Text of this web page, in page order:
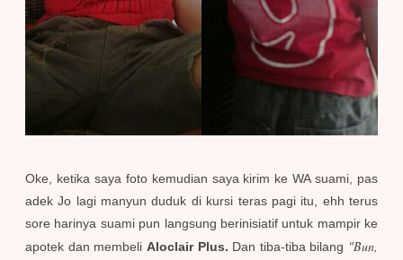
Oke, ketika saya foto kemudian saya kirim ke WA suami, pas
adek Jo lagi manyun duduk di kursi teras pagi itu, ehh terus
sore harinya suami pun langsung berinisiatif untuk mampir ke
apotek dan membeli Aloclair Plus. Dan tiba-tiba bilang "Bun,